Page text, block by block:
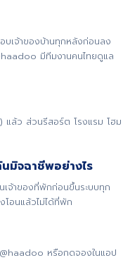
เจ้าของบ้านทุกหลังก่อนลง
มีทีมงานคนไทยดูแล
ล้ว ส่วนรีสอร์ต โรงแรม โฮม
จฉาชีพอย่างไร
จ้าของที่พักก่อนขึ้นระบบทุก
โอนแล้วไม่ได้ที่พัก
หรือกดจองในแอป